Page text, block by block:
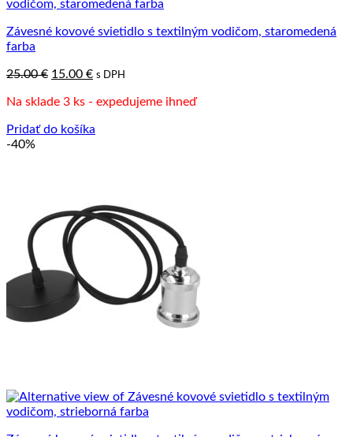
Závesné kovové svietidlo s textilným vodičom, staromedená
farba
25.00€ Pôvodná
bola:
15.00 €Aktuálna
je:
s DPH
Na sklade 3 ks - expedujeme ihneď
Pridať do košíka
-40%